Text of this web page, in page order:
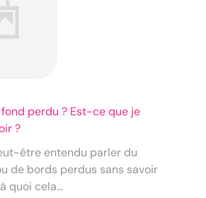
fond perdu ? Est-ce que je
?
être entendu parler du
de bords perdus sans savoir
quoi cela...